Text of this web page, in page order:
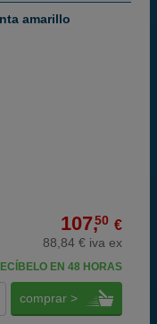
amarillo
107,50 €
88,84 € iva ex
EN 48 HORAS
comprar >